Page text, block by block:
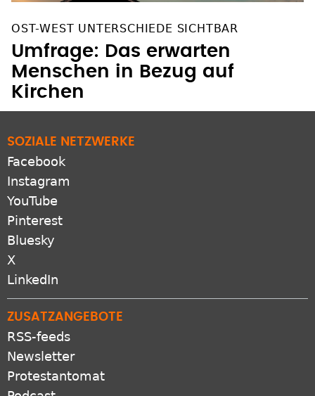
Umfrage: Das erwarten
Menschen in Bezug auf
Kirchen
Facebook
Instagram
YouTube
Pinterest
Bluesky
X
LinkedIn
RSS-feeds
Newsletter
Protestantomat
Podcast